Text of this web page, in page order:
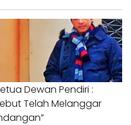
Dewan Pendiri :
Telah Melanggar